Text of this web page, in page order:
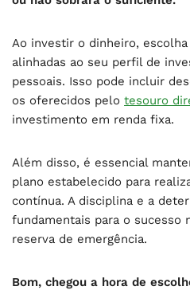
Ao investir o dinheiro,
alinhadas ao seu perfil de
pessoais. Isso pode incluir
os oferecidos pelo tesouro
investimento em renda fixa.
Além disso, é essencial
plano estabelecido para
contínua. A disciplina e a
fundamentais para o sucesso
reserva de emergência.
Bom, chegou a hora de